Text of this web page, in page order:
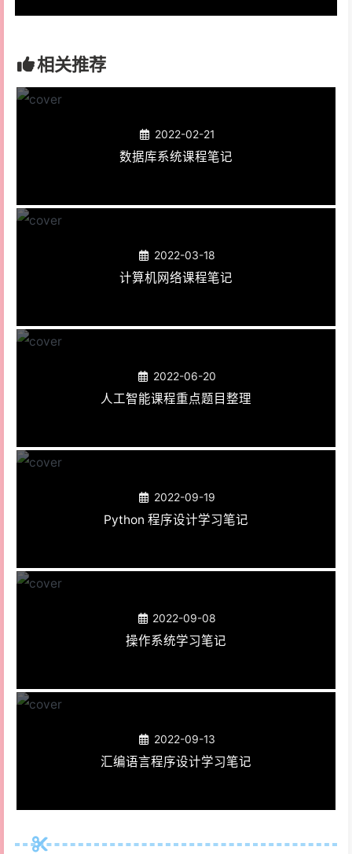
相关推荐
2022-02-21
数据库系统课程笔记
2022-03-18
计算机网络课程笔记
2022-06-20
人工智能课程重点题目整理
2022-09-19
Python 程序设计学习笔记
2022-09-08
操作系统学习笔记
2022-09-13
汇编语言程序设计学习笔记